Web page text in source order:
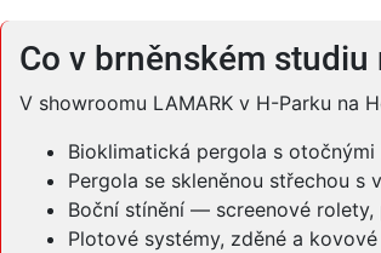
Co v brněnském studiu
V showroomu LAMARK v H-Parku na
Bioklimatická pergola s otočnými
Pergola se skleněnou střechou
Boční stínění — screenové
Plotové systémy, zděné a